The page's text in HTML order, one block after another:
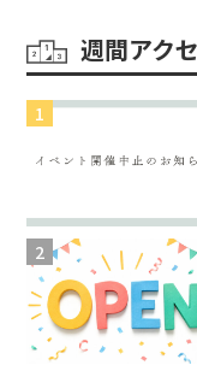
週間アク